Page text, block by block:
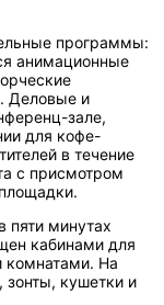
программы:
анимационные
Деловые и
зале,
для кофе-
в течение
с присмотром
пяти минутах
кабинами для
комнатами. На
зонты, кушетки и